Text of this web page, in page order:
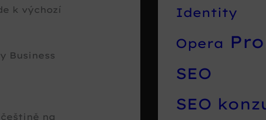
k výchozí
Business
na
Identity
Opera
SEO
SEO